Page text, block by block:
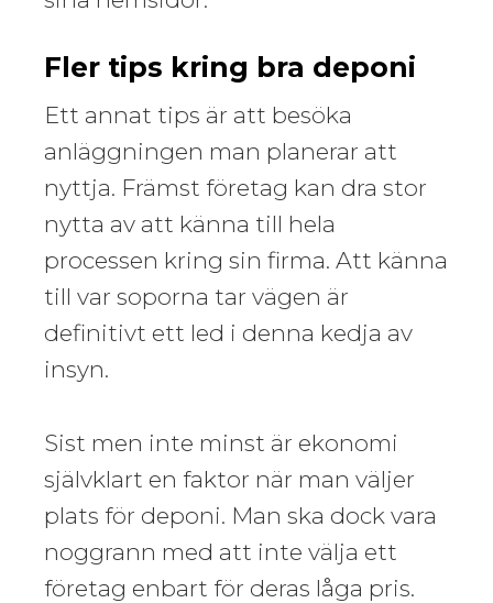
Fler tips kring bra deponi
Ett annat tips är att besöka
anläggningen man planerar att
nyttja. Främst företag kan dra stor
nytta av att känna till hela
processen kring sin firma. Att känna
till var soporna tar vägen är
definitivt ett led i denna kedja av
insyn.
Sist men inte minst är ekonomi
självklart en faktor när man väljer
plats för deponi. Man ska dock vara
noggrann med att inte välja ett
företag enbart för deras låga pris.